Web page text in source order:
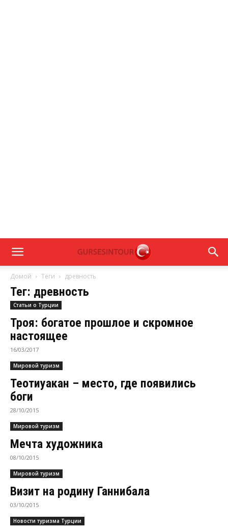
Домой Теги древность
Тег: древность
Статьи о Турции
Троя: богатое прошлое и скромное
настоящее
16/03/2017
Мировой туризм
Теотиуакан – место, где появились
боги
28/10/2015
Мировой туризм
Мечта художника
08/10/2015
Мировой туризм
Визит на родину Ганнибала
03/10/2015
Новости туризма Турции